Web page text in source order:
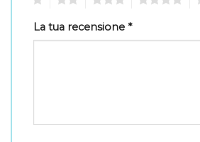
La tua recensione *